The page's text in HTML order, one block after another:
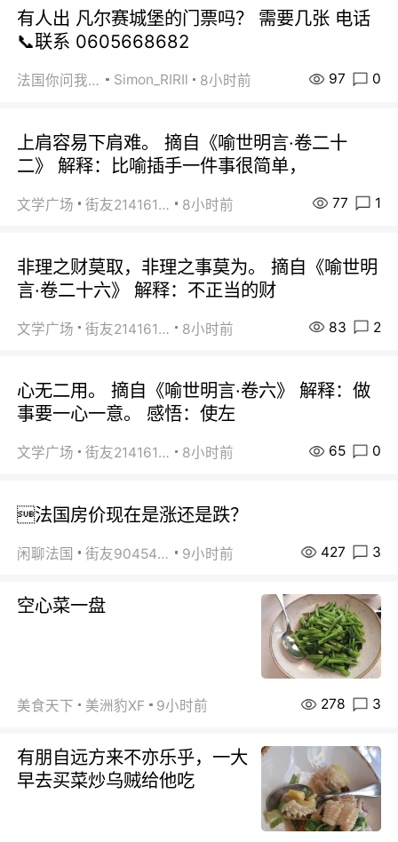
有人出 凡尔赛城堡的门票吗？ 需要几张 电话
📞联系 0605668682
法国你问我答 Simon_RIRIl 8小时前 97 0
上肩容易下肩难。 摘自《喻世明言·卷二十
二》 解释：比喻插手一件事很简单，
文学广场 街友21416156 8小时前 77 1
非理之财莫取，非理之事莫为。 摘自《喻世明
言·卷二十六》 解释：不正当的财
文学广场 街友21416156 8小时前 83 2
心无二用。 摘自《喻世明言·卷六》 解释：做
事要一心一意。 感悟：使左
文学广场 街友21416156 8小时前 65 0
法国房价现在是涨还是跌？
闲聊法国 街友90454511 9小时前 427 3
空心菜一盘
美食天下 美洲豹XF 9小时前 278 3
有朋自远方来不亦乐乎，一大
早去买菜炒乌贼给他吃